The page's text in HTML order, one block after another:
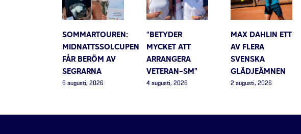
SOMMARTOUREN:
MIDNATTSSOLCUPEN
FÅR BERÖM AV
SEGRARNA
6 augusti, 2026
”BETYDER
MYCKET ATT
ARRANGERA
VETERAN-SM”
4 augusti, 2026
MAX DAHLIN ETT
AV FLERA
SVENSKA
GLÄDJEÄMNEN
2 augusti, 2026